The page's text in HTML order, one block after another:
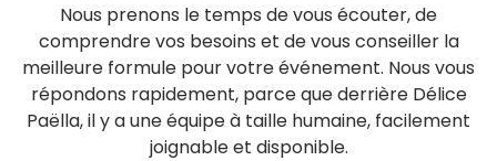
Nous prenons le temps de vous écouter, de
comprendre vos besoins et de vous conseiller la
meilleure formule pour votre événement. Nous vous
répondons rapidement, parce que derrière Délice
Paëlla, il y a une équipe à taille humaine, facilement
joignable et disponible.